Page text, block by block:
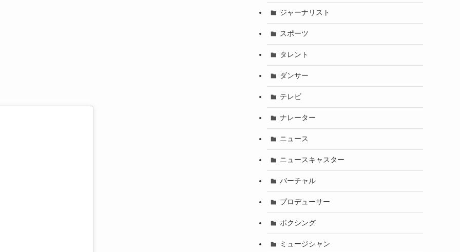
ジャーナリスト
スポーツ
タレント
ダンサー
テレビ
ナレーター
ニュース
ニュースキャスター
バーチャル
プロデューサー
ボクシング
ミュージシャン